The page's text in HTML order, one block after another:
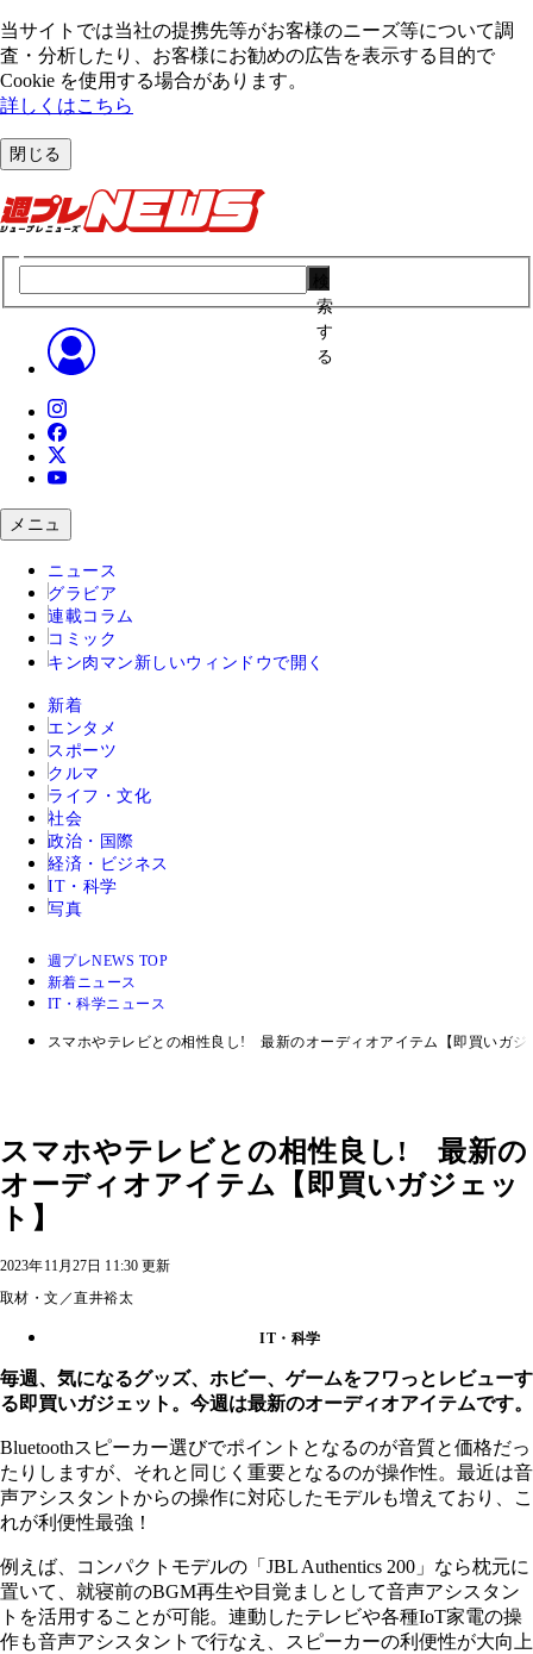
当サイトでは当社の提携先等がお客様のニーズ等について調
査・分析したり、お客様にお勧めの広告を表⽰する⽬的で
Cookie を使⽤する場合があります。
詳しくはこちら
閉じる
索
す
る
メニュ
ニュース
グラビア
連載コラム
コミック
キン肉マン 新しいウィンドウで開く
新着
エンタメ
スポーツ
クルマ
ライフ・文化
社会
政治・国際
経済・ビジネス
IT・科学
写真
週プレNEWS TOP
新着ニュース
IT・科学ニュース
スマホやテレビとの相性良し! 最新のオーディオアイテム【即買いガジ
スマホやテレビとの相性良し! 最新の
オーディオアイテム【即買いガジェッ
ト】
2023年11月27日 11:30 更新
取材・文／直井裕太
IT・科学
毎週、気になるグッズ、ホビー、ゲームをフワっとレビューす
る即買いガジェット。今週は最新のオーディオアイテムです。
Bluetoothスピーカー選びでポイントとなるのが音質と価格だっ
たりしますが、それと同じく重要となるのが操作性。最近は音
声アシスタントからの操作に対応したモデルも増えており、こ
れが利便性最強！
例えば、コンパクトモデルの「JBL Authentics 200」なら枕元に
置いて、就寝前のBGM再生や目覚ましとして音声アシスタン
トを活用することが可能。連動したテレビや各種IoT家電の操
作も音声アシスタントで行なえ、スピーカーの利便性が大向上